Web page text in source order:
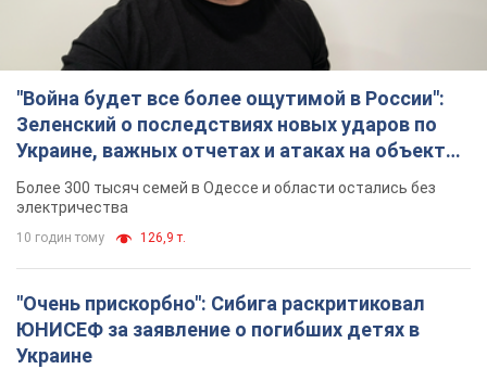
"Война будет все более ощутимой в России":
Зеленский о последствиях новых ударов по
Украине, важных отчетах и атаках на объекты
противника. Видео
Более 300 тысяч семей в Одессе и области остались без
электричества
10 годин тому 126,9 т.
"Очень прискорбно": Сибига раскритиковал
ЮНИСЕФ за заявление о погибших детях в
Украине